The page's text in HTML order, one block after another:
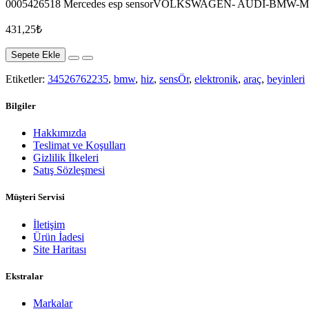
0005426518 Mercedes esp sensorVOLKSWAGEN- AUDİ-BMW-
431,25₺
Sepete Ekle
Etiketler: 34526762235, bmw, hiz, sensÖr, elektronik, araç, beyinleri
Bilgiler
Hakkımızda
Teslimat ve Koşulları
Gizlilik İlkeleri
Satış Sözleşmesi
Müşteri Servisi
İletişim
Ürün İadesi
Site Haritası
Ekstralar
Markalar